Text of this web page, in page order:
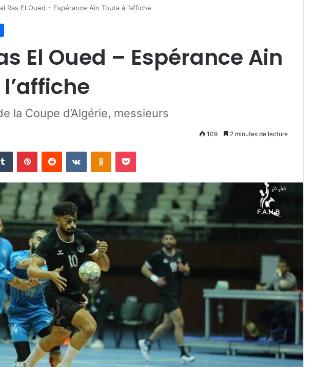
Ras El Oued – Espérance Ain Touta à l’affiche
El Oued – Espérance Ain
la Coupe d’Algérie, messieurs
109 2 minutes de lecture
Tumblr PinterestReddit VKontakteOdnoklassniki
Pocket